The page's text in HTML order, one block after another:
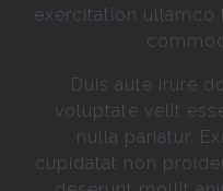
exercitation ullamco
Duis aute irure
voluptate velit
nulla pariatur.
cupidatat non